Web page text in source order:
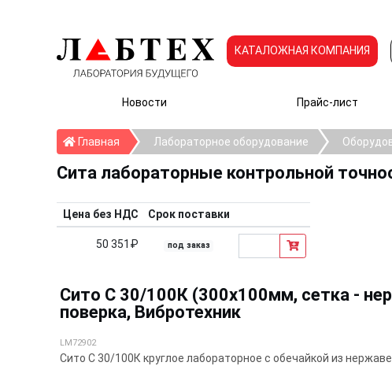
КАТАЛОЖНАЯ КОМПАНИЯ
Новости Прайс-лист
ГлавнаяГлавнаяЛабораторное оборудование
Сита лабораторные контрольной
Цена без НДС Срок поставки
50 351₽ под заказ
Сито С 30/100К (300х100мм, сетка -
поверка, Вибротехник
LM72902
Сито С 30/100К круглое лабораторное с обечайкой из